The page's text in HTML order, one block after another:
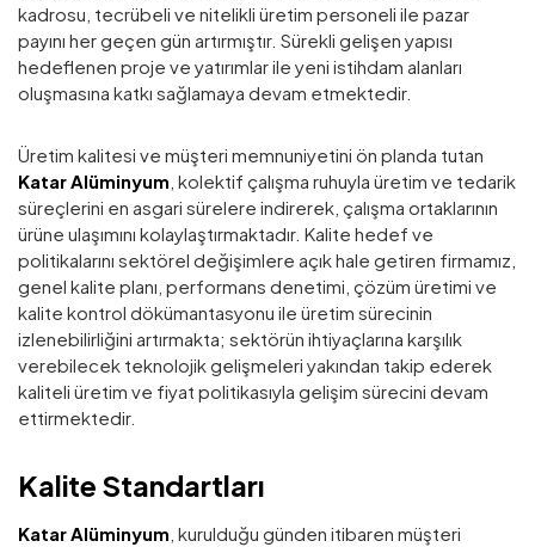
kadrosu, tecrübeli ve nitelikli üretim personeli ile pazar
payını her geçen gün artırmıştır. Sürekli gelişen yapısı
hedeflenen proje ve yatırımlar ile yeni istihdam alanları
oluşmasına katkı sağlamaya devam etmektedir.
Üretim kalitesi ve müşteri memnuniyetini ön planda tutan
Katar Alüminyum , kolektif çalışma ruhuyla üretim ve tedarik
süreçlerini en asgari sürelere indirerek, çalışma ortaklarının
ürüne ulaşımını kolaylaştırmaktadır. Kalite hedef ve
politikalarını sektörel değişimlere açık hale getiren firmamız,
genel kalite planı, performans denetimi, çözüm üretimi ve
kalite kontrol dökümantasyonu ile üretim sürecinin
izlenebilirliğini artırmakta; sektörün ihtiyaçlarına karşılık
verebilecek teknolojik gelişmeleri yakından takip ederek
kaliteli üretim ve fiyat politikasıyla gelişim sürecini devam
ettirmektedir.
Kalite Standartları
Katar Alüminyum , kurulduğu günden itibaren müşteri